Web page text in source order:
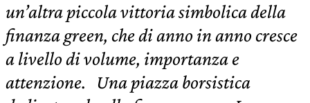
un’altra piccola vittoria simbolica della
finanza green, che di anno in anno cresce
a livello di volume, importanza e
attenzione. Una piazza borsistica